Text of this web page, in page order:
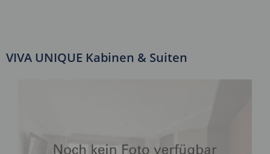
VIVA UNIQUE Kabinen & Suiten